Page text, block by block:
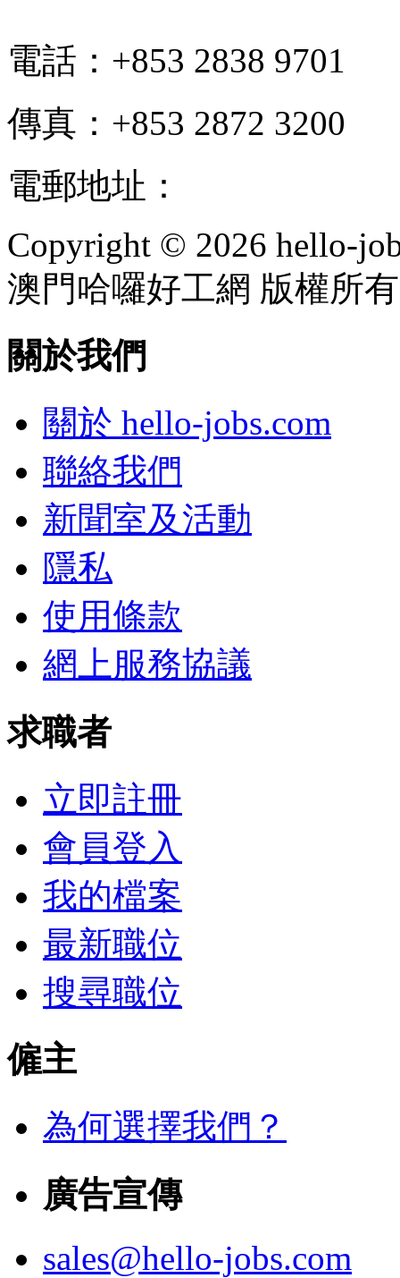
電話：+853 2838 9701
傳真：+853 2872 3200
電郵地址：
Copyright © 2026 hello-
澳門哈囉好工網 版權所有
關於我們
關於 hello-jobs.com
聯絡我們
新聞室及活動
隱私
使用條款
網上服務協議
求職者
立即註冊
會員登入
我的檔案
最新職位
搜尋職位
僱主
為何選擇我們？
廣告宣傳
sales@hello-jobs.com